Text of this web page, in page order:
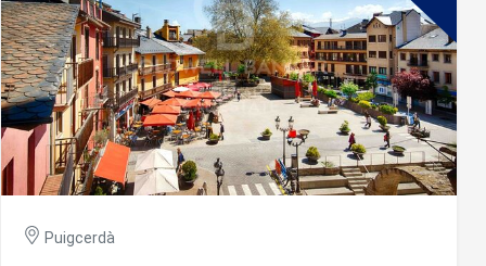
segundo balcón, lo que la convierte en un espacio íntimo y
lleno de luz. La segunda habitación también es espaciosa y
cuenta con un baño completo independiente. La vivienda
incluye una plaza de parking y un trastero, ideales para el
almacenamiento y la comodidad diaria. Además, la finca
dispone de ascensor, garantizando fácil acceso a todas
las áreas. #ref:CBG2085
Puigcerdà